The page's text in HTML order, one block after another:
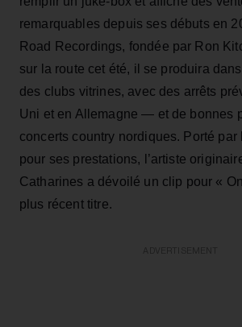
remarquables depuis ses débuts en
Road Recordings, fondée par Ron
sur la route cet été, il se produira
des clubs vitrines, avec des arrêts
Uni et en Allemagne — et de bonnes
concerts country nordiques. Porté par
pour ses prestations, l’artiste
Catharines a dévoilé un clip pour «
plus récent titre.